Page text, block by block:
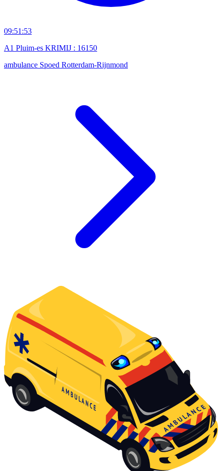
09:51:53
A1 Pluim-es KRIMIJ : 16150
ambulance Spoed Rotterdam-Rijnmond